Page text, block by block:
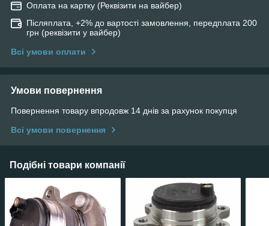
Оплата на картку (Реквізити на вайбер)
Післяплата, +2% до вартості замовлення, передплата 200
грн (реквізити у вайбер)
Всі умови оплати
Умови повернення
Повернення товару впродовж 14 днів за рахунок покупця
Всі умови повернення
Подібні товари компанії